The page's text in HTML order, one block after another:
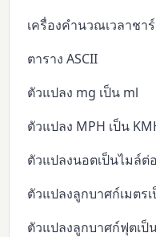
เครื่องคำนวณเวลาชา
ตาราง ASCII
ตัวแปลง mg เป็น ml
ตัวแปลง MPH เป็น
ตัวแปลงนอตเป็นไมล์ต่
ตัวแปลงลูกบาศก์เมตร
ตัวแปลงลูกบาศก์ฟุตเป็